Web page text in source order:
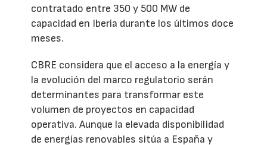
contratado entre 350 y 500 MW de
capacidad en Iberia durante los últimos doce
meses.
CBRE considera que el acceso a la energía y
la evolución del marco regulatorio serán
determinantes para transformar este
volumen de proyectos en capacidad
operativa. Aunque la elevada disponibilidad
de energías renovables sitúa a España y